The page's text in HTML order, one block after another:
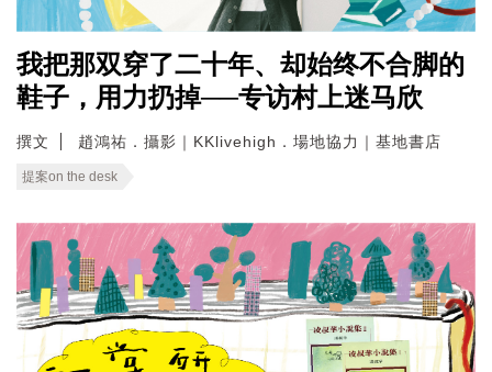
我把那双穿了二十年、却始终不合脚的
鞋子，用力扔掉──专访村上迷马欣
撰文 趙鴻祐．攝影｜KKlivehigh．場地協力｜基地書店
提案on the desk